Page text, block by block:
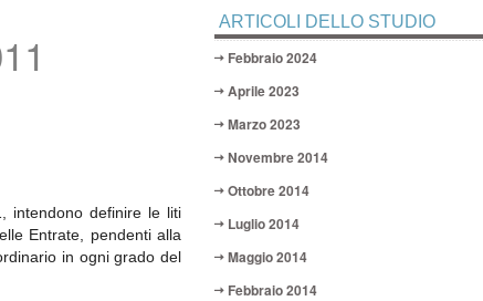
intendono definire le liti
Entrate, pendenti alla
in ogni grado del
ARTICOLI DELLO STUDIO
Febbraio 2024
Aprile 2023
Marzo 2023
Novembre 2014
Ottobre 2014
Luglio 2014
Maggio 2014
Febbraio 2014